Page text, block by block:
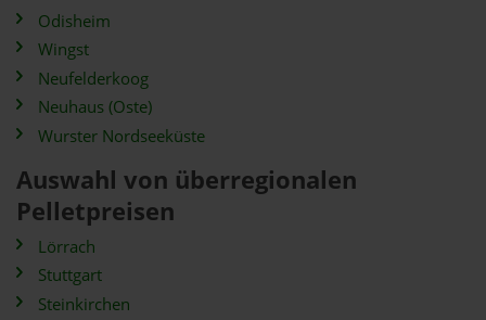
Odisheim
Wingst
Neufelderkoog
Neuhaus (Oste)
Wurster Nordseeküste
Auswahl von überregionalen
Pelletpreisen
Lörrach
Stuttgart
Steinkirchen